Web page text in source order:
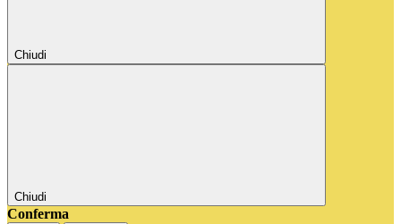
Chiudi
Chiudi
Conferma